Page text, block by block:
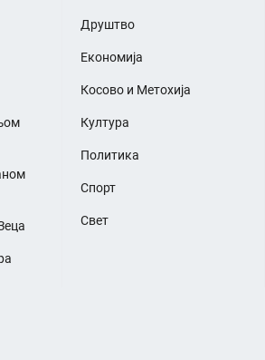
Друштво
Економија
Косово и Метохија
Култура
Политика
Спорт
Свет